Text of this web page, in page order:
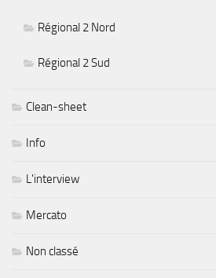
Régional 2 Nord
Régional 2 Sud
Clean-sheet
Info
L'interview
Mercato
Non classé